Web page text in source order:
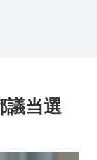
議当選